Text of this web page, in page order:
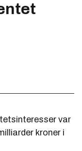
var
kroner i